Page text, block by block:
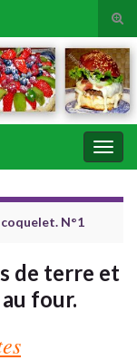
N°1
de terre et
four.